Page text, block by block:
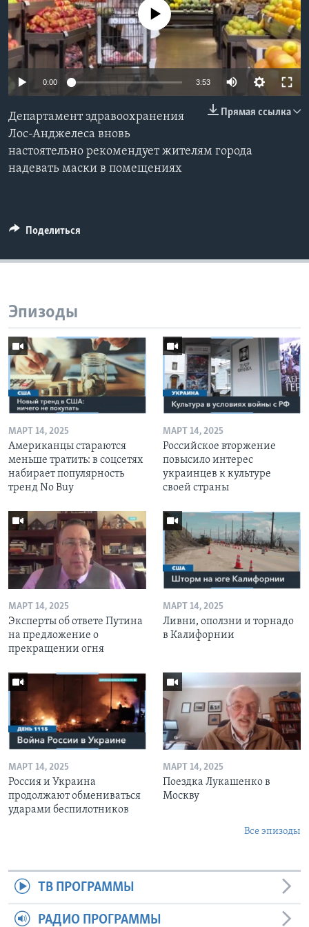
Learning English
СОЦИАЛЬНЫЕ СЕТИ
Языки
No media source currently available
0:00 3:53
Прямая ссылка
Департамент здравоохранения
Лос-Анджелеса вновь
настоятельно рекомендует жителям города
надевать маски в помещениях
Поделиться
Эпизоды
МАРТ 14, 2025
Американцы стараются
меньше тратить: в соцсетях
набирает популярность
тренд No Buy
МАРТ 14, 2025
Российское вторжение
повысило интерес
украинцев к культуре
своей страны
МАРТ 14, 2025
Эксперты об ответе Путина
на предложение о
прекращении огня
МАРТ 14, 2025
Ливни, оползни и торнадо
в Калифорнии
МАРТ 14, 2025
Россия и Украина
продолжают обмениваться
ударами беспилотников
МАРТ 14, 2025
Поездка Лукашенко в
Москву
Все эпизоды
ТВ ПРОГРАММЫ
РАДИО ПРОГРАММЫ